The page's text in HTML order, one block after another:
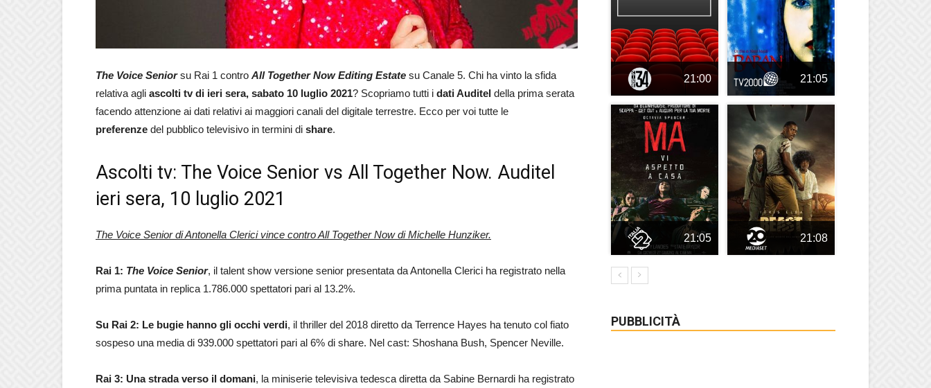
The Voice Senior su Rai 1 contro All Together Now Editing Estate su Canale 5. Chi ha vinto la sfida
relativa agli ascolti tv di ieri sera, sabato 10 luglio 2021? Scopriamo tutti i dati Auditel della prima serata
facendo attenzione ai dati relativi ai maggiori canali del digitale terrestre. Ecco per voi tutte le
preferenze del pubblico televisivo in termini di share.
Ascolti tv: The Voice Senior vs All Together Now. Auditel
ieri sera, 10 luglio 2021
The Voice Senior di Antonella Clerici vince contro All Together Now di Michelle Hunziker.
Rai 1: The Voice Senior, il talent show versione senior presentata da Antonella Clerici ha registrato nella
prima puntata in replica 1.786.000 spettatori pari al 13.2%.
Su Rai 2: Le bugie hanno gli occhi verdi, il thriller del 2018 diretto da Terrence Hayes ha tenuto col fiato
sospeso una media di 939.000 spettatori pari al 6% di share. Nel cast: Shoshana Bush, Spencer Neville.
Rai 3: Una strada verso il domani, la miniserie televisiva tedesca diretta da Sabine Bernardi ha registrato
21:00 21:05
21:05 21:08
PUBBLICITÀ